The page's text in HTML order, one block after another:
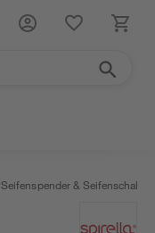
Seifenspender & Seifenschalen